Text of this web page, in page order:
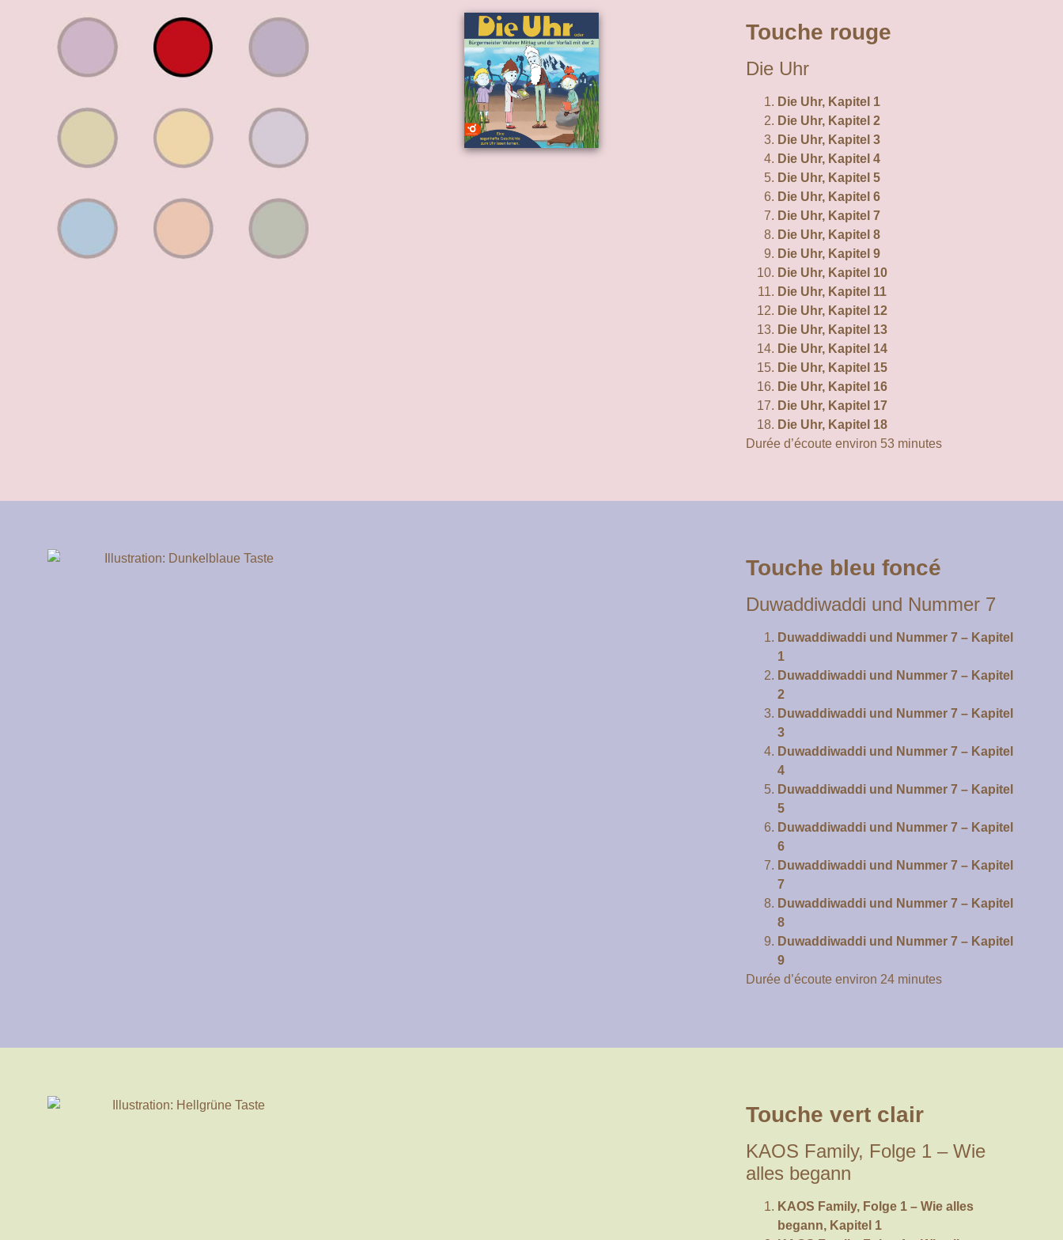
Touche rouge
Die Uhr
Die Uhr, Kapitel 1
Die Uhr, Kapitel 2
Die Uhr, Kapitel 3
Die Uhr, Kapitel 4
Die Uhr, Kapitel 5
Die Uhr, Kapitel 6
Die Uhr, Kapitel 7
Die Uhr, Kapitel 8
Die Uhr, Kapitel 9
Die Uhr, Kapitel 10
Die Uhr, Kapitel 11
Die Uhr, Kapitel 12
Die Uhr, Kapitel 13
Die Uhr, Kapitel 14
Die Uhr, Kapitel 15
Die Uhr, Kapitel 16
Die Uhr, Kapitel 17
Die Uhr, Kapitel 18
Durée d’écoute environ 53 minutes
Touche bleu foncé
Duwaddiwaddi und Nummer 7
Duwaddiwaddi und Nummer 7 – Kapitel
1
Duwaddiwaddi und Nummer 7 – Kapitel
2
Duwaddiwaddi und Nummer 7 – Kapitel
3
Duwaddiwaddi und Nummer 7 – Kapitel
4
Duwaddiwaddi und Nummer 7 – Kapitel
5
Duwaddiwaddi und Nummer 7 – Kapitel
6
Duwaddiwaddi und Nummer 7 – Kapitel
7
Duwaddiwaddi und Nummer 7 – Kapitel
8
Duwaddiwaddi und Nummer 7 – Kapitel
9
Durée d’écoute environ 24 minutes
Touche vert clair
KAOS Family, Folge 1 – Wie
alles begann
KAOS Family, Folge 1 – Wie alles
begann, Kapitel 1